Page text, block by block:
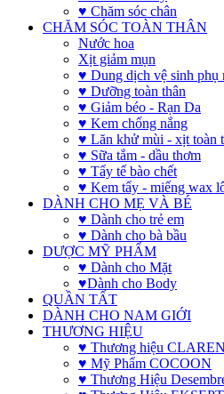
♥ Chăm sóc chân
CHĂM SÓC TOÀN THÂN
Nước hoa
Xịt giảm mụn
♥ Dung dịch vệ sinh phụ
♥ Dưỡng toàn thân
♥ Giảm béo - Rạn Da
♥ Kem chống nắng
♥ Lăn khử mùi - xịt toàn
♥ Sữa tắm - dầu thơm
♥ Tẩy tế bào chết
♥ Kem tẩy - miếng wax
DÀNH CHO MẸ VÀ BÉ
♥ Dành cho trẻ em
♥ Dành cho bà bầu
DƯỢC MỸ PHẨM
♥ Dành cho Mặt
♥Dành cho Body
QUẦN TẤT
DÀNH CHO NAM GIỚI
THƯƠNG HIỆU
♥ Thương hiệu
♥ Mỹ Phẩm COCOON
♥ Thương Hiệu